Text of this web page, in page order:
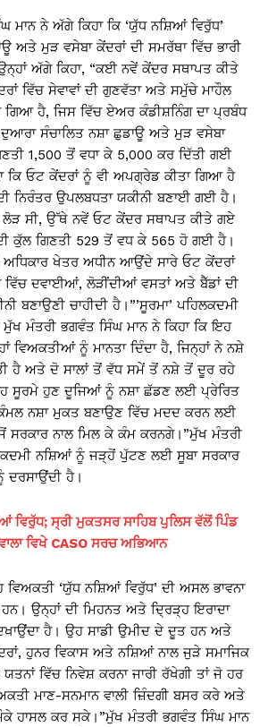
ਮਾਨ ਨੇ ਅੱਗੇ ਕਿਹਾ ਕਿ ‘ਯੁੱਧ ਨਸ਼ਿਆਂ ਵਿਰੁੱਧ’
ਅਤੇ ਮੁੜ ਵਸੇਬਾ ਕੇਂਦਰਾਂ ਦੀ ਸਮਰੱਥਾ ਵਿੱਚ ਭਾਰੀ
ਅੱਗੇ ਕਿਹਾ, “ਕਈ ਨਵੇਂ ਕੇਂਦਰ ਸਥਾਪਤ ਕੀਤੇ
ਵਿੱਚ ਸੇਵਾਵਾਂ ਦੀ ਗੁਣਵੱਤਾ ਅਤੇ ਸਮੁੱਚੇ ਮਾਹੌਲ
ਗਿਆ ਹੈ, ਜਿਸ ਵਿੱਚ ਏਅਰ ਕੰਡੀਸ਼ਨਿੰਗ ਦਾ ਪ੍ਰਬੰਧ
ਸੰਚਾਲਿਤ ਨਸ਼ਾ ਛੁਡਾਊ ਅਤੇ ਮੁੜ ਵਸੇਬਾ
1,500 ਤੋਂ ਵਧਾ ਕੇ 5,000 ਕਰ ਦਿੱਤੀ ਗਈ
ਕਿ ਓਟ ਕੇਂਦਰਾਂ ਨੂੰ ਵੀ ਅਪਗ੍ਰੇਡ ਕੀਤਾ ਗਿਆ ਹੈ
ਨਿਰੰਤਰ ਉਪਲਬਧਤਾ ਯਕੀਨੀ ਬਣਾਈ ਗਈ ਹੈ।
ਲੋੜ ਸੀ, ਉੱਥੇ ਨਵੇਂ ਓਟ ਕੇਂਦਰ ਸਥਾਪਤ ਕੀਤੇ ਗਏ
ਕੁੱਲ ਗਿਣਤੀ 529 ਤੋਂ ਵਧ ਕੇ 565 ਹੋ ਗਈ ਹੈ।
ਖੇਤਰ ਅਧੀਨ ਆਉਂਦੇ ਸਾਰੇ ਓਟ ਕੇਂਦਰਾਂ
ਵਿੱਚ ਦਵਾਈਆਂ, ਲੋੜੀਂਦੀਆਂ ਵਸਤਾਂ ਅਤੇ ਬੈੱਡਾਂ ਦੀ
ਬਣਾਉਣੀ ਚਾਹੀਦੀ ਹੈ।”’ਸੂਰਮਾ’ ਪਹਿਲਕਦਮੀ
ਮੰਤਰੀ ਭਗਵੰਤ ਸਿੰਘ ਮਾਨ ਨੇ ਕਿਹਾ ਕਿ ਇਹ
ਵਿਅਕਤੀਆਂ ਨੂੰ ਮਾਨਤਾ ਦਿੰਦਾ ਹੈ, ਜਿਨ੍ਹਾਂ ਨੇ ਨਸ਼ੇ
ਹੈ ਅਤੇ ਦੋ ਸਾਲਾਂ ਤੋਂ ਵੱਧ ਸਮੇਂ ਤੋਂ ਨਸ਼ੇ ਤੋਂ ਦੂਰ ਰਹੇ
ਸੂਰਮੇ ਹੁਣ ਦੂਜਿਆਂ ਨੂੰ ਨਸ਼ਾ ਛੱਡਣ ਲਈ ਪ੍ਰੇਰਿਤ
ਨਸ਼ਾ ਮੁਕਤ ਬਣਾਉਣ ਵਿੱਚ ਮਦਦ ਕਰਨ ਲਈ
ਸਰਕਾਰ ਨਾਲ ਮਿਲ ਕੇ ਕੰਮ ਕਰਨਗੇ।”ਮੁੱਖ ਮੰਤਰੀ
ਨਸ਼ਿਆਂ ਨੂੰ ਜੜ੍ਹੋਂ ਪੁੱਟਣ ਲਈ ਸੂਬਾ ਸਰਕਾਰ
ਦਰਸਾਉਂਦੀ ਹੈ।
ਵਿਰੁੱਧ; ਸ੍ਰੀ ਮੁਕਤਸਰ ਸਾਹਿਬ ਪੁਲਿਸ ਵੱਲੋਂ ਪਿੰਡ
ਵਿਖੇ CASO ਸਰਚ ਅਭਿਆਨ
ਵਿਅਕਤੀ ‘ਯੁੱਧ ਨਸ਼ਿਆਂ ਵਿਰੁੱਧ’ ਦੀ ਅਸਲ ਭਾਵਨਾ
ਹਨ। ਉਨ੍ਹਾਂ ਦੀ ਮਿਹਨਤ ਅਤੇ ਦ੍ਰਿੜ੍ਹ ਇਰਾਦਾ
ਹੈ। ਉਹ ਸਾਡੀ ਉਮੀਦ ਦੇ ਦੂਤ ਹਨ ਅਤੇ
ਹੁਨਰ ਵਿਕਾਸ ਅਤੇ ਨਸ਼ਿਆਂ ਨਾਲ ਜੁੜੇ ਸਮਾਜਿਕ
ਵਿੱਚ ਨਿਵੇਸ਼ ਕਰਨਾ ਜਾਰੀ ਰੱਖੇਗੀ ਤਾਂ ਜੋ ਹਰ
ਮਾਣ-ਸਨਮਾਨ ਵਾਲੀ ਜ਼ਿੰਦਗੀ ਬਸਰ ਕਰੇ ਅਤੇ
ਹਾਸਲ ਕਰ ਸਕੇ।”ਮੁੱਖ ਮੰਤਰੀ ਭਗਵੰਤ ਸਿੰਘ ਮਾਨ